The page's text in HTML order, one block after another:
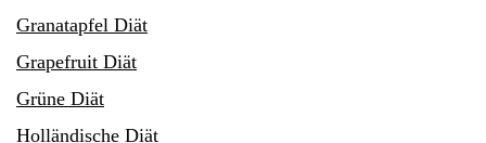
Granatapfel Diät
Grapefruit Diät
Grüne Diät
Holländische Diät